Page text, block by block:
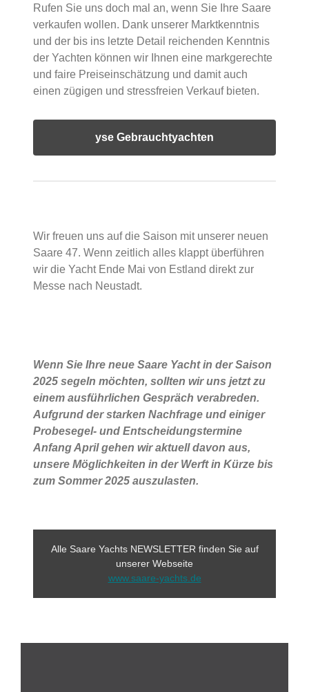
Rufen Sie uns doch mal an, wenn Sie Ihre Saare
verkaufen wollen. Dank unserer Marktkenntnis
und der bis ins letzte Detail reichenden Kenntnis
der Yachten können wir Ihnen eine markgerechte
und faire Preiseinschätzung und damit auch
einen zügigen und stressfreien Verkauf bieten.
yse Gebrauchtyachten
Wir freuen uns auf die Saison mit unserer neuen
Saare 47. Wenn zeitlich alles klappt überführen
wir die Yacht Ende Mai von Estland direkt zur
Messe nach Neustadt.
Wenn Sie Ihre neue Saare Yacht in der Saison
2025 segeln möchten, sollten wir uns jetzt zu
einem ausführlichen Gespräch verabreden.
Aufgrund der starken Nachfrage und einiger
Probesegel- und Entscheidungstermine
Anfang April gehen wir aktuell davon aus,
unsere Möglichkeiten in der Werft in Kürze bis
zum Sommer 2025 auszulasten.
Alle Saare Yachts NEWSLETTER finden Sie auf
unserer Webseite
www.saare-yachts.de